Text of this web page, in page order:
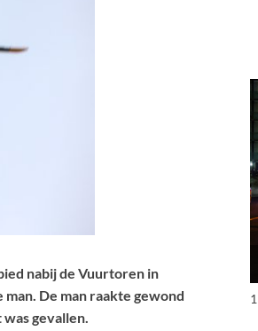
nabij de Vuurtoren in
De man raakte gewond
gevallen.